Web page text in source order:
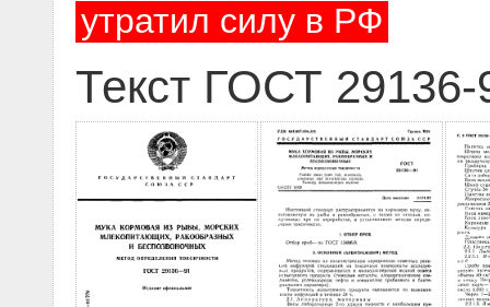
утратил силу в РФ
Текст ГОСТ 29136-